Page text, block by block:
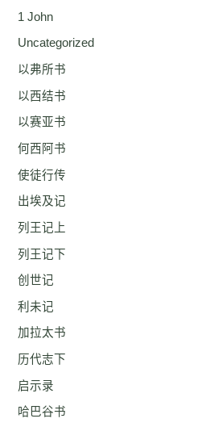
1 John
Uncategorized
以弗所书
以西结书
以赛亚书
何西阿书
使徒行传
出埃及记
列王记上
列王记下
创世记
利未记
加拉太书
历代志下
启示录
哈巴谷书